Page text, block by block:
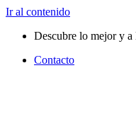
Ir al contenido
Descubre lo mejor y
Contacto